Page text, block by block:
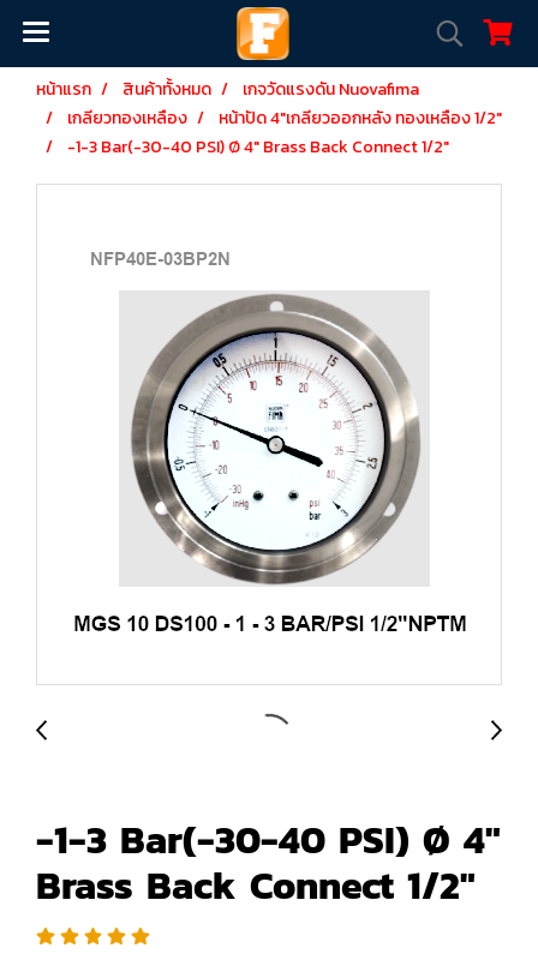
หน้าแรก สินค้าทั้งหมด
เกจวัดแรงดัน Nuovafima
เกลียวทองเหลือง
หน้าปัด 4"เกลียวออกหลัง ทองเหลือง 1/2"
-1-3 Bar(-30-40 PSI) Ø 4" Brass Back Connect 1/2"
-1-3 Bar(-30-40 PSI) Ø 4"
Brass Back Connect 1/2"